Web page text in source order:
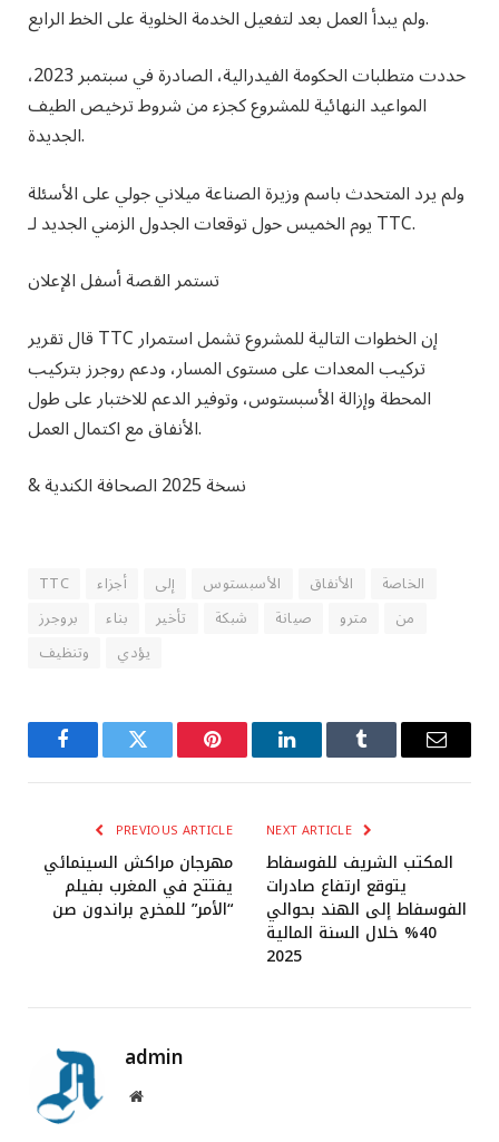
ولم يبدأ العمل بعد لتفعيل الخدمة الخلوية على الخط الرابع.
حددت متطلبات الحكومة الفيدرالية، الصادرة في سبتمبر 2023،
المواعيد النهائية للمشروع كجزء من شروط ترخيص الطيف
الجديدة.
ولم يرد المتحدث باسم وزيرة الصناعة ميلاني جولي على الأسئلة
يوم الخميس حول توقعات الجدول الزمني الجديد لـ TTC.
تستمر القصة أسفل الإعلان
قال تقرير TTC إن الخطوات التالية للمشروع تشمل استمرار
تركيب المعدات على مستوى المسار، ودعم روجرز بتركيب
المحطة وإزالة الأسبستوس، وتوفير الدعم للاختبار على طول
الأنفاق مع اكتمال العمل.
& نسخة 2025 الصحافة الكندية
TTC أجزاء إلى الأسبستوس الأنفاق
الخاصة
بروجرز
بناء تأخير شبكة صيانة مترو
من
وتنظيف
يؤدي
FacebookTwitter Pinterest LinkedInTumblr Email
PREVIOUS ARTICLE
مهرجان مراكش السينمائي
يفتتح في المغرب بفيلم
“الأمر” للمخرج براندون صن
NEXT ARTICLE
المكتب الشريف للفوسفاط
يتوقع ارتفاع صادرات
الفوسفاط إلى الهند بحوالي
40% خلال السنة المالية
2025
admin
Website